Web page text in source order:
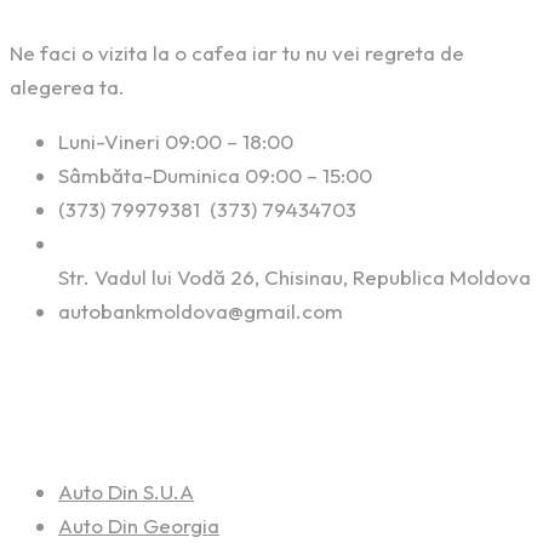
Ne faci o vizita la o cafea iar tu nu vei regreta de
alegerea ta.
Luni-Vineri 09:00 – 18:00
Sâmbăta-Duminica 09:00 – 15:00
(373) 79979381 (373) 79434703
Str. Vadul lui Vodă 26, Chisinau, Republica Moldova
autobankmoldova@gmail.com
Auto Din S.U.A
Auto Din Georgia